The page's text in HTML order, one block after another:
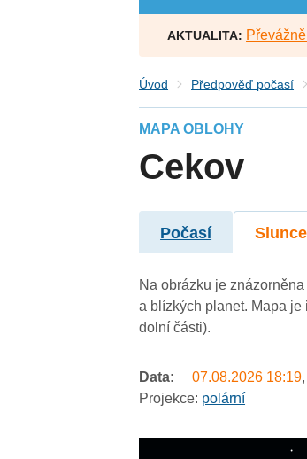
AKTUALITA:
Úvod Předpověď počasí
MAPA OBLOHY
Cekov
Počasí
Na obrázku je
a blízkých planet. Mapa je
dolní části).
Data: 07.08.2026 18:19
Projekce: polární